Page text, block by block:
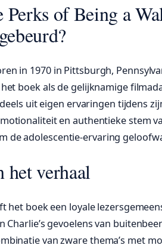
of Being a
in 1970 in Pittsburgh,
boek als de gelijknamige
uit eigen ervaringen tijdens
en authentieke stem
de adolescentie-ervaring
het verhaal
het boek een loyale
Charlie’s gevoelens van
van zware thema’s met